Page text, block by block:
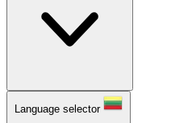
Language selector